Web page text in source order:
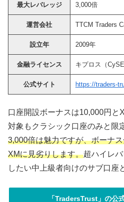
最大レバレッジ 3,000倍
運営会社 TTCM Traders
設立年 2009年
金融ライセンス キプロス（
公式サイト https://traders-
口座開設ボーナスは10,000円と
対象もクラシック口座のみと限
3,000倍は魅力ですが、ボーナ
XMに見劣りします。超ハイレ
したい中上級者向けのサブ口座
「TradersTrust」の公